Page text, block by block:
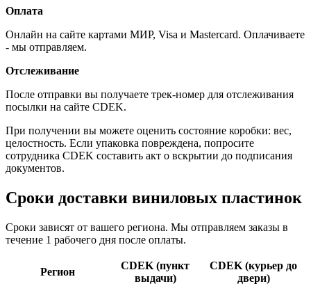
Оплата
Онлайн на сайте картами МИР, Visa и Mastercard. Оплачиваете
- мы отправляем.
Отслеживание
После отправки вы получаете трек-номер для отслеживания
посылки на сайте CDEK.
При получении вы можете оценить состояние коробки: вес,
целостность. Если упаковка повреждена, попросите
сотрудника CDEK составить акт о вскрытии до подписания
документов.
Сроки доставки виниловых пластинок
Сроки зависят от вашего региона. Мы отправляем заказы в
течение 1 рабочего дня после оплаты.
Регион
CDEK (пункт
выдачи)
CDEK (курьер до
двери)